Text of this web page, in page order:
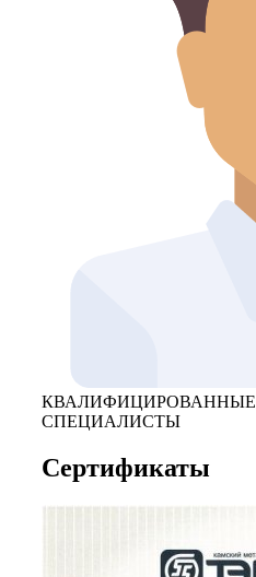
КВАЛИФИЦИРОВАННЫЕ
СПЕЦИАЛИСТЫ
Сертификаты